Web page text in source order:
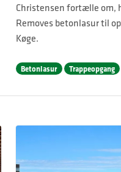
Christensen fortælle om,
Removes betonlasur til
Køge.
Betonlasur Trappeopgang